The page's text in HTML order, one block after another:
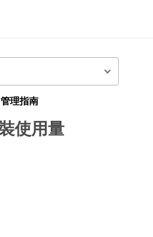
管理指南
使用量